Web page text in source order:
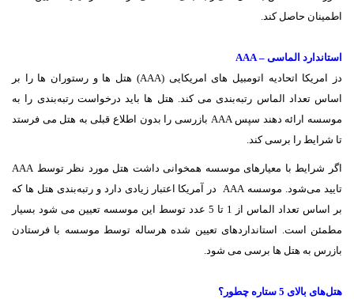
اطمینان حاصل کند.
استاندارد الماسی – AAA
دز امریکا اتحادیه اتومبیل های امریکایی (AAA) هتل ها و رستوران ها را بر
اساس تعداد الماس رتبه‌بندی می کند. هتل ها باید درخواست رتبه‌بندی را به
موسسه ارائه دهند سپس AAA بازرسی را بدون اطلاع قبلی به هتل می فرستد
تا شرایط را برسی کند.
اگر شرایط با معیارهای موسسه همخوانی داشت هتل مورد نظر توسط AAA
تایید می‌شود. موسسه AAA در آمریکا اعتبار زیادی دارد و رتبه‌بندی هتل ها که
بر اساس تعداد الماس از 1 تا 5 عدد توسط این موسسه تعیین می شود بسیار
مطمئن است. استانداردهای تعیین شده هرساله توسط موسسه با فرستادن
بازرس به هتل ها برسی می شود.
هتل‌های بالای 5 ستاره چطور؟